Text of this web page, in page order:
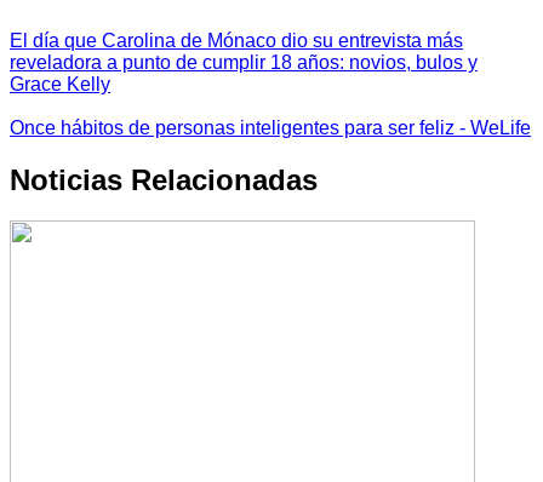
El día que Carolina de Mónaco dio su entrevista más
reveladora a punto de cumplir 18 años: novios, bulos y
Grace Kelly
Once hábitos de personas inteligentes para ser feliz - WeLife
Noticias Relacionadas